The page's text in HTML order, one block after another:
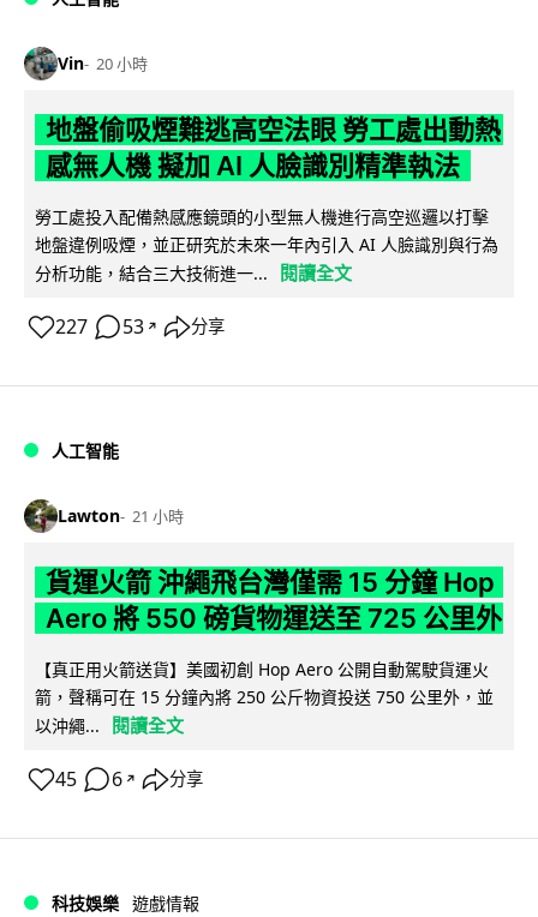
Vin 20 小時
地盤偷吸煙難逃高空法眼 勞工處出動熱
感無人機 擬加 AI 人臉識別精準執法
勞工處投入配備熱感應鏡頭的小型無人機進行高空巡邏以打擊
地盤違例吸煙，並正研究於未來一年內引入 AI 人臉識別與行為
分析功能，結合三大技術進一...
閱讀全文
227 53 ↗ 分享
人工智能
Lawton 21 小時
貨運火箭 沖繩飛台灣僅需 15 分鐘 Hop
Aero 將 550 磅貨物運送至 725 公里外
【真正用火箭送貨】美國初創 Hop Aero 公開自動駕駛貨運火
箭，聲稱可在 15 分鐘內將 250 公斤物資投送 750 公里外，並
以沖繩...
閱讀全文
45 6 ↗ 分享
科技娛樂 遊戲情報